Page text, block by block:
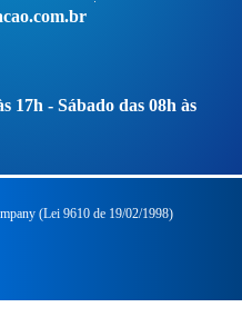
17h - Sábado das 08h às
(Lei 9610 de 19/02/1998)